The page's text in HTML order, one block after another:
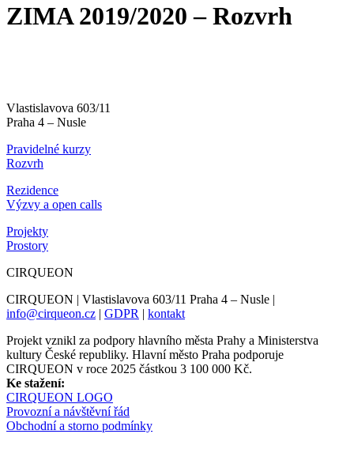
ZIMA 2019/2020 – Rozvrh
Vlastislavova 603/11
Praha 4 – Nusle
Pravidelné kurzy
Rozvrh
Rezidence
Výzvy a open calls
Projekty
Prostory
CIRQUEON
CIRQUEON | Vlastislavova 603/11 Praha 4 – Nusle |
info@cirqueon.cz | GDPR | kontakt
Projekt vznikl za podpory hlavního města Prahy a Ministerstva
kultury České republiky. Hlavní město Praha podporuje
CIRQUEON v roce 2025 částkou 3 100 000 Kč.
Ke stažení:
CIRQUEON LOGO
Provozní a návštěvní řád
Obchodní a storno podmínky